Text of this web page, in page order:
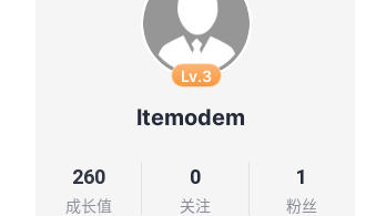
Lv.3
ltemodem
260
成长值
0
关注
1
粉丝